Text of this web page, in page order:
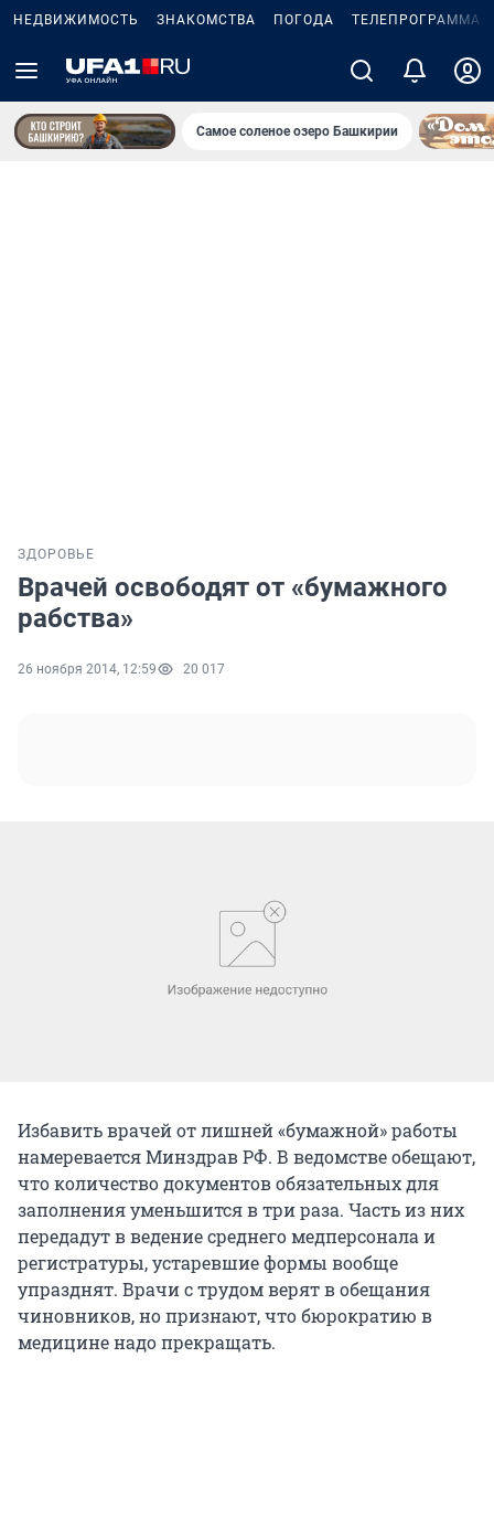
НЕДВИЖИМОСТЬ ЗНАКОМСТВА ПОГОДА ТЕЛЕПРОГРАММА
Самое соленое озеро Башкирии
ЗДОРОВЬЕ
Врачей освободят от «бумажного
рабства»
26 ноября 2014, 12:59 20 017
Избавить врачей от лишней «бумажной» работы
намеревается Минздрав РФ. В ведомстве обещают,
что количество документов обязательных для
заполнения уменьшится в три раза. Часть из них
передадут в ведение среднего медперсонала и
регистратуры, устаревшие формы вообще
упразднят. Врачи с трудом верят в обещания
чиновников, но признают, что бюрократию в
медицине надо прекращать.